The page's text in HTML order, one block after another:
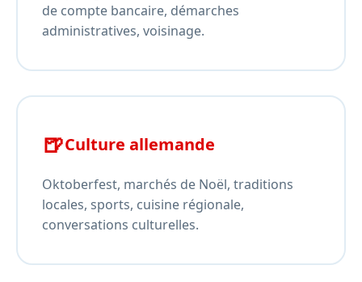
de compte bancaire, démarches
administratives, voisinage.
🍺Culture allemande
Oktoberfest, marchés de Noël, traditions
locales, sports, cuisine régionale,
conversations culturelles.